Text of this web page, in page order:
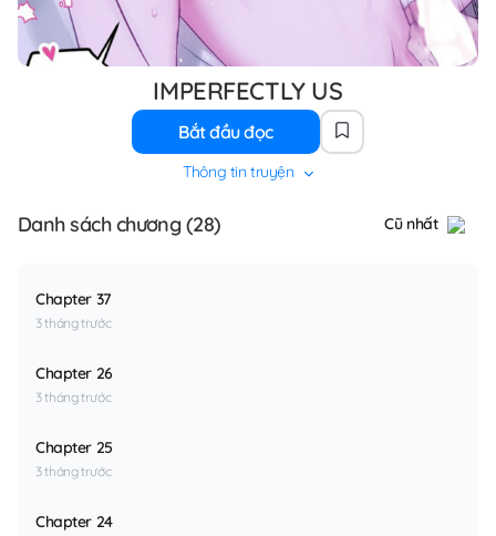
IMPERFECTLY US
Bắt đầu đọc
Thông tin truyện
Danh sách chương (28) Cũ nhất
Chapter 37
3 tháng trước
Chapter 26
3 tháng trước
Chapter 25
3 tháng trước
Chapter 24